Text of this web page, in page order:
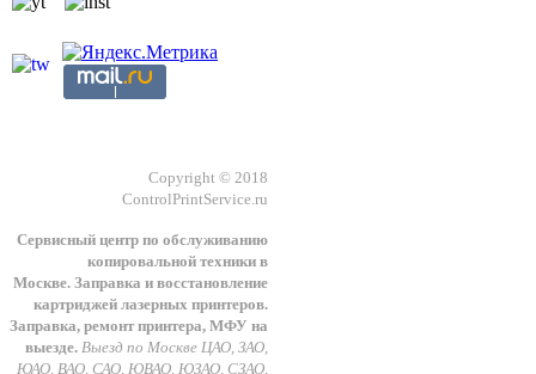
Copyright © 2018
ControlPrintService.ru
Сервисный центр по обслуживанию
копировальной техники в
Москве. Заправка и восстановление
картриджей лазерных принтеров.
Заправка, ремонт принтера, МФУ на
выезде. Выезд по Москве ЦАО, ЗАО,
ЮАО, ВАО, САО, ЮВАО, ЮЗАО, СЗАО,